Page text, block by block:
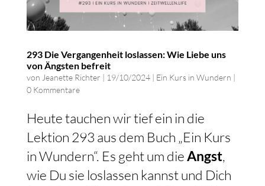
293 Die Vergangenheit loslassen: Wie Liebe uns
von Ängsten befreit
von Jeanette Richter | 19/10/2024| Ein Kurs in Wundern |
0 Kommentare
Heute tauchen wir tief ein in die
Lektion 293 aus dem Buch „Ein Kurs
in Wundern“. Es geht um dieAngst,
wie Du sie loslassen kannst und Dich